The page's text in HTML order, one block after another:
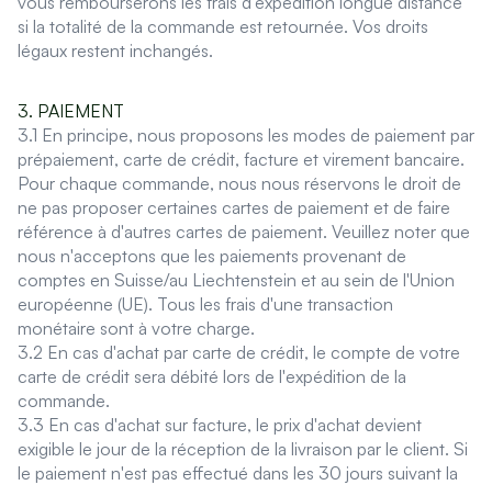
si la totalité de la commande est retournée. Vos droits
légaux restent inchangés.
3. PAIEMENT
3.1 En principe, nous proposons les modes de paiement par
prépaiement, carte de crédit, facture et virement bancaire.
Pour chaque commande, nous nous réservons le droit de
ne pas proposer certaines cartes de paiement et de faire
référence à d'autres cartes de paiement. Veuillez noter que
nous n'acceptons que les paiements provenant de
comptes en Suisse/au Liechtenstein et au sein de l'Union
européenne (UE). Tous les frais d'une transaction
monétaire sont à votre charge.
3.2 En cas d'achat par carte de crédit, le compte de votre
carte de crédit sera débité lors de l'expédition de la
commande.
3.3 En cas d'achat sur facture, le prix d'achat devient
exigible le jour de la réception de la livraison par le client. Si
le paiement n'est pas effectué dans les 30 jours suivant la